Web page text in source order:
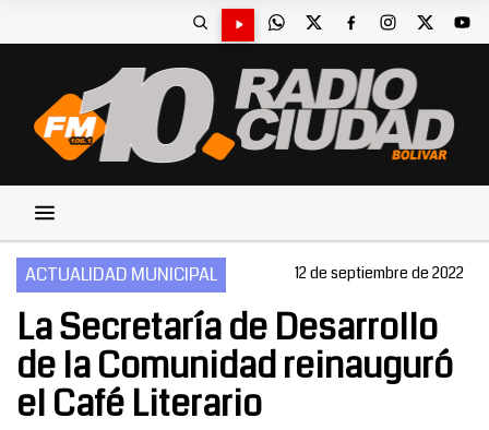
ACTUALIDAD MUNICIPAL 12 de septiembre de 2022
La Secretaría de Desarrollo
de la Comunidad reinauguró
el Café Literario